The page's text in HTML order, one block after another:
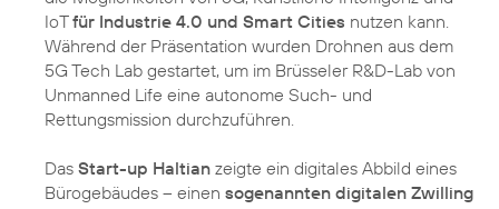
IoTfür Industrie 4.0 und Smart Cities nutzen kann.
Während der Präsentation wurden Drohnen aus dem
5G Tech Lab gestartet, um im Brüsseler R&D-Lab von
Unmanned Life eine autonome Such- und
Rettungsmission durchzuführen.
Das Start-up Haltian zeigte ein digitales Abbild eines
Bürogebäudes – einen sogenannten digitalen Zwilling